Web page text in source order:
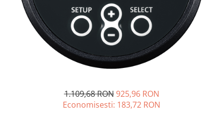
Sisteme de management (BMS)
Redresoare, incarcatoare si testere
Redresoare auto, moto, barci si
1.109,68 RON 925,96 RON
Economisesti: 183,72 RON